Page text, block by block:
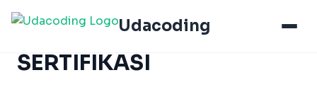
Udacoding
SERTIFIKASI